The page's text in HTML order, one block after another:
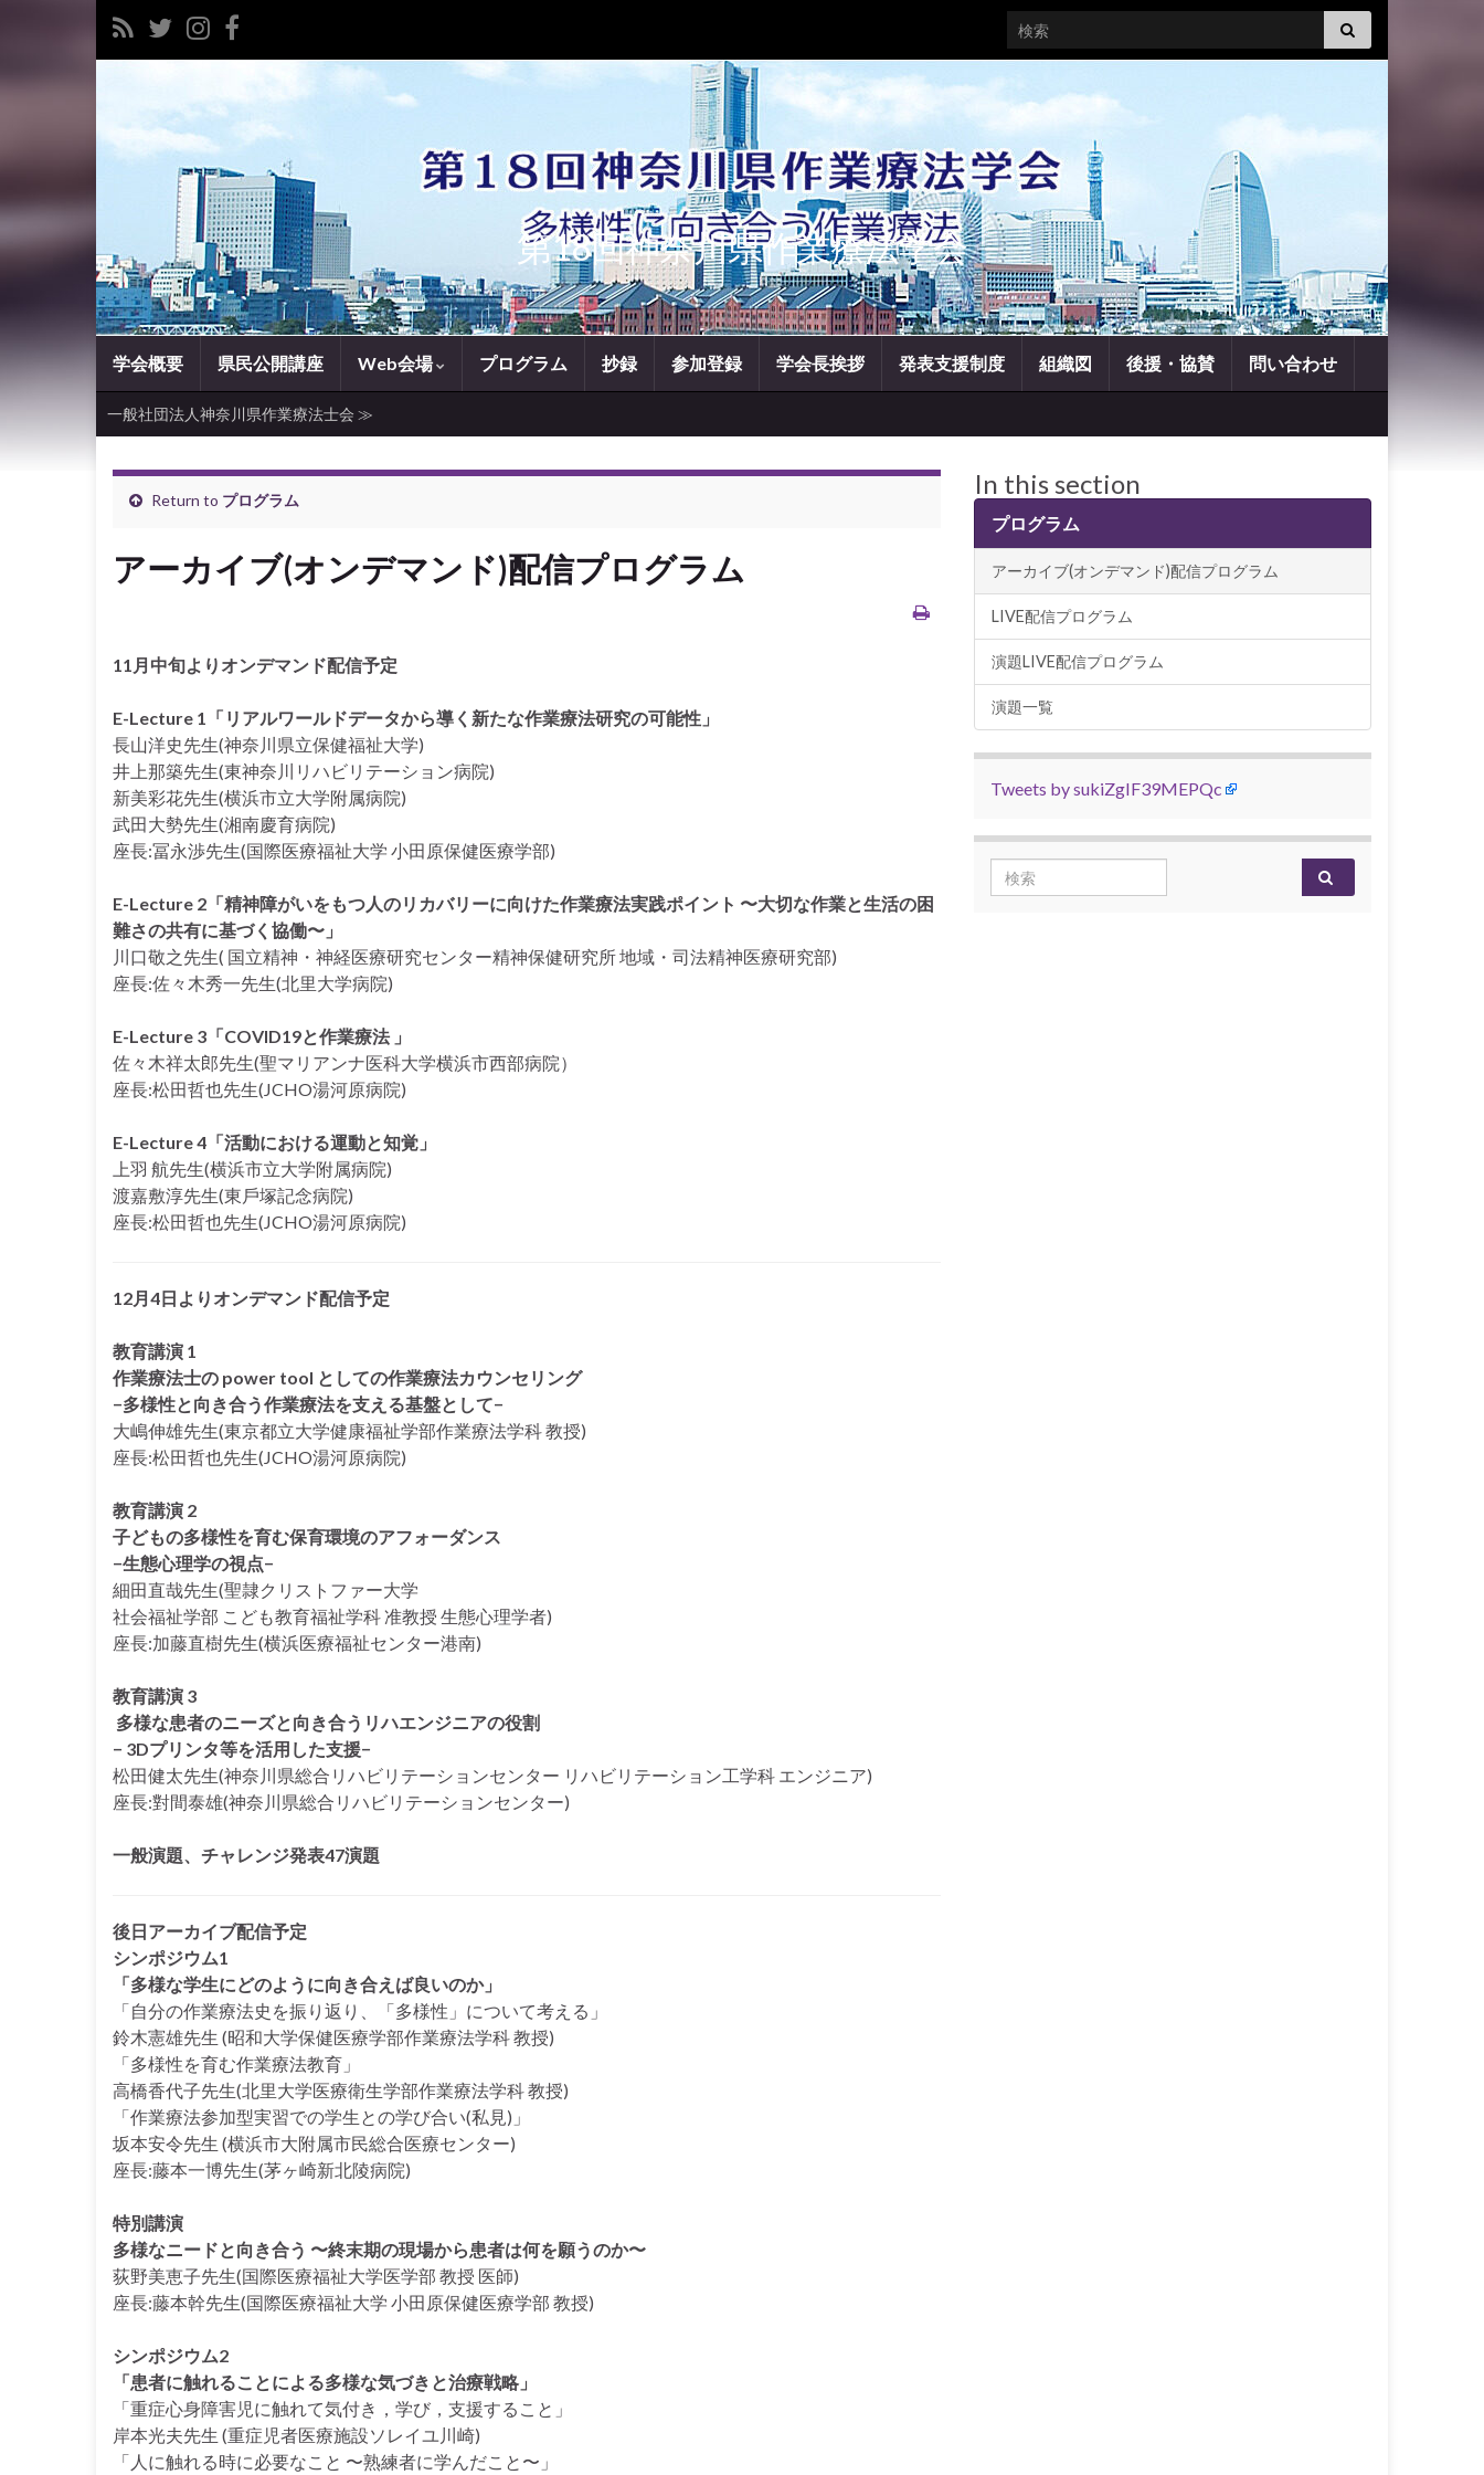
Search for:
第18回神奈川県作業療法学会
学会概要 県民公開講座 Web会場 プログラム 抄録 参加登録 学会長挨拶 発表支援制度 組織図 後援・協賛 問い合わせ
一般社団法人神奈川県作業療法士会 ≫
Return to プログラム
アーカイブ(オンデマンド)配信プログラム
11月中旬よりオンデマンド配信予定
E-Lecture 1「リアルワールドデータから導く新たな作業療法研究の可能性」
⻑山洋史先生(神奈川県立保健福祉大学)
井上那築先生(東神奈川リハビリテーション病院)
新美彩花先生(横浜市立大学附属病院)
武田大勢先生(湘南慶育病院)
座長:冨永渉先生(国際医療福祉大学 小田原保健医療学部)
E-Lecture 2「精神障がいをもつ人のリカバリーに向けた作業療法実践ポイント 〜大切な作業と生活の困
難さの共有に基づく協働〜」
川口敬之先生( 国立精神・神経医療研究センター精神保健研究所 地域・司法精神医療研究部)
座長:佐々木秀一先生(北里大学病院)
E-Lecture 3「COVID19と作業療法 」
佐々木祥太郎先生(聖マリアンナ医科大学横浜市⻄部病院）
座長:松田哲也先生(JCHO湯河原病院)
E-Lecture 4「活動における運動と知覚」
上羽 航先生(横浜市立大学附属病院)
渡嘉敷淳先生(東戶塚記念病院)
座長:松田哲也先生(JCHO湯河原病院)
12月4日よりオンデマンド配信予定
教育講演 1
作業療法士の power tool としての作業療法カウンセリング
−多様性と向き合う作業療法を支える基盤として−
大嶋伸雄先生(東京都立大学健康福祉学部作業療法学科 教授)
座長:松田哲也先生(JCHO湯河原病院)
教育講演 2
子どもの多様性を育む保育環境のアフォーダンス
−生態心理学の視点−
細田直哉先生(聖隷クリストファー大学
社会福祉学部 こども教育福祉学科 准教授 生態心理学者)
座長:加藤直樹先生(横浜医療福祉センター港南)
教育講演 3
多様な患者のニーズと向き合うリハエンジニアの役割
− 3Dプリンタ等を活用した支援−
松田健太先生(神奈川県総合リハビリテーションセンター リハビリテーション工学科 エンジニア)
座長:對間泰雄(神奈川県総合リハビリテーションセンター)
一般演題、チャレンジ発表47演題
後日アーカイブ配信予定
シンポジウム1
「多様な学生にどのように向き合えば良いのか」
「自分の作業療法史を振り返り、「多様性」について考える」
鈴木憲雄先生 (昭和大学保健医療学部作業療法学科 教授)
「多様性を育む作業療法教育」
高橋香代子先生(北里大学医療衛生学部作業療法学科 教授)
「作業療法参加型実習での学生との学び合い(私見)」
坂本安令先生 (横浜市大附属市⺠総合医療センター)
座長:藤本一博先生(茅ヶ崎新北陵病院)
特別講演
多様なニードと向き合う 〜終末期の現場から患者は何を願うのか〜
荻野美恵子先生(国際医療福祉大学医学部 教授 医師)
座長:藤本幹先生(国際医療福祉大学 小田原保健医療学部 教授)
シンポジウム2
「患者に触れることによる多様な気づきと治療戦略」
「重症心身障害児に触れて気付き，学び，支援すること」
岸本光夫先生 (重症児者医療施設ソレイユ川崎)
「人に触れる時に必要なこと 〜熟練者に学んだこと〜」
In this section
プログラム
アーカイブ(オンデマンド)配信プログラム
LIVE配信プログラム
演題LIVE配信プログラム
演題一覧
Tweets by sukiZgIF39MEPQc
Search for: